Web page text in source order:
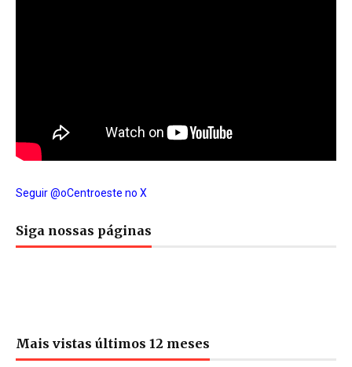
Seguir @oCentroeste no X
Siga nossas páginas
Mais vistas últimos 12 meses